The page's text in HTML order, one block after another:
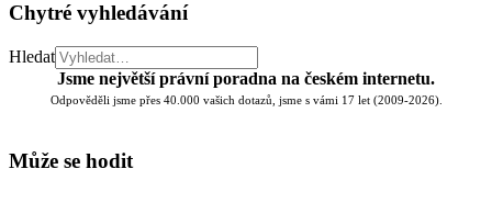
Chytré vyhledávání
Hledat
Jsme největší právní poradna na českém internetu.
Odpověděli jsme přes 40.000 vašich dotazů, jsme s vámi 17 let (2009-2026).
Může se hodit